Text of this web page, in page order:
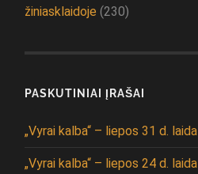
žiniasklaidoje (230)
PASKUTINIAI ĮRAŠAI
„Vyrai kalba“ – liepos 31 d. laida
„Vyrai kalba“ – liepos 24 d. laida